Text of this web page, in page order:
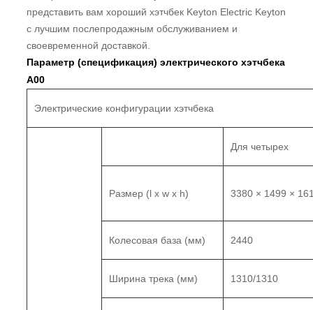
представить вам хороший хэтчбек Keyton Electric Keyton
с лучшим послепродажным обслуживанием и
своевременной доставкой.
Параметр (спецификация) электрического хэтчбека
A00
Электрические конфигурации хэтчбека
Для четырех
Размер (l x w x h) 3380 × 1499 ×
Колесовая база (мм) 2440
Ширина трека (мм) 1310/1310